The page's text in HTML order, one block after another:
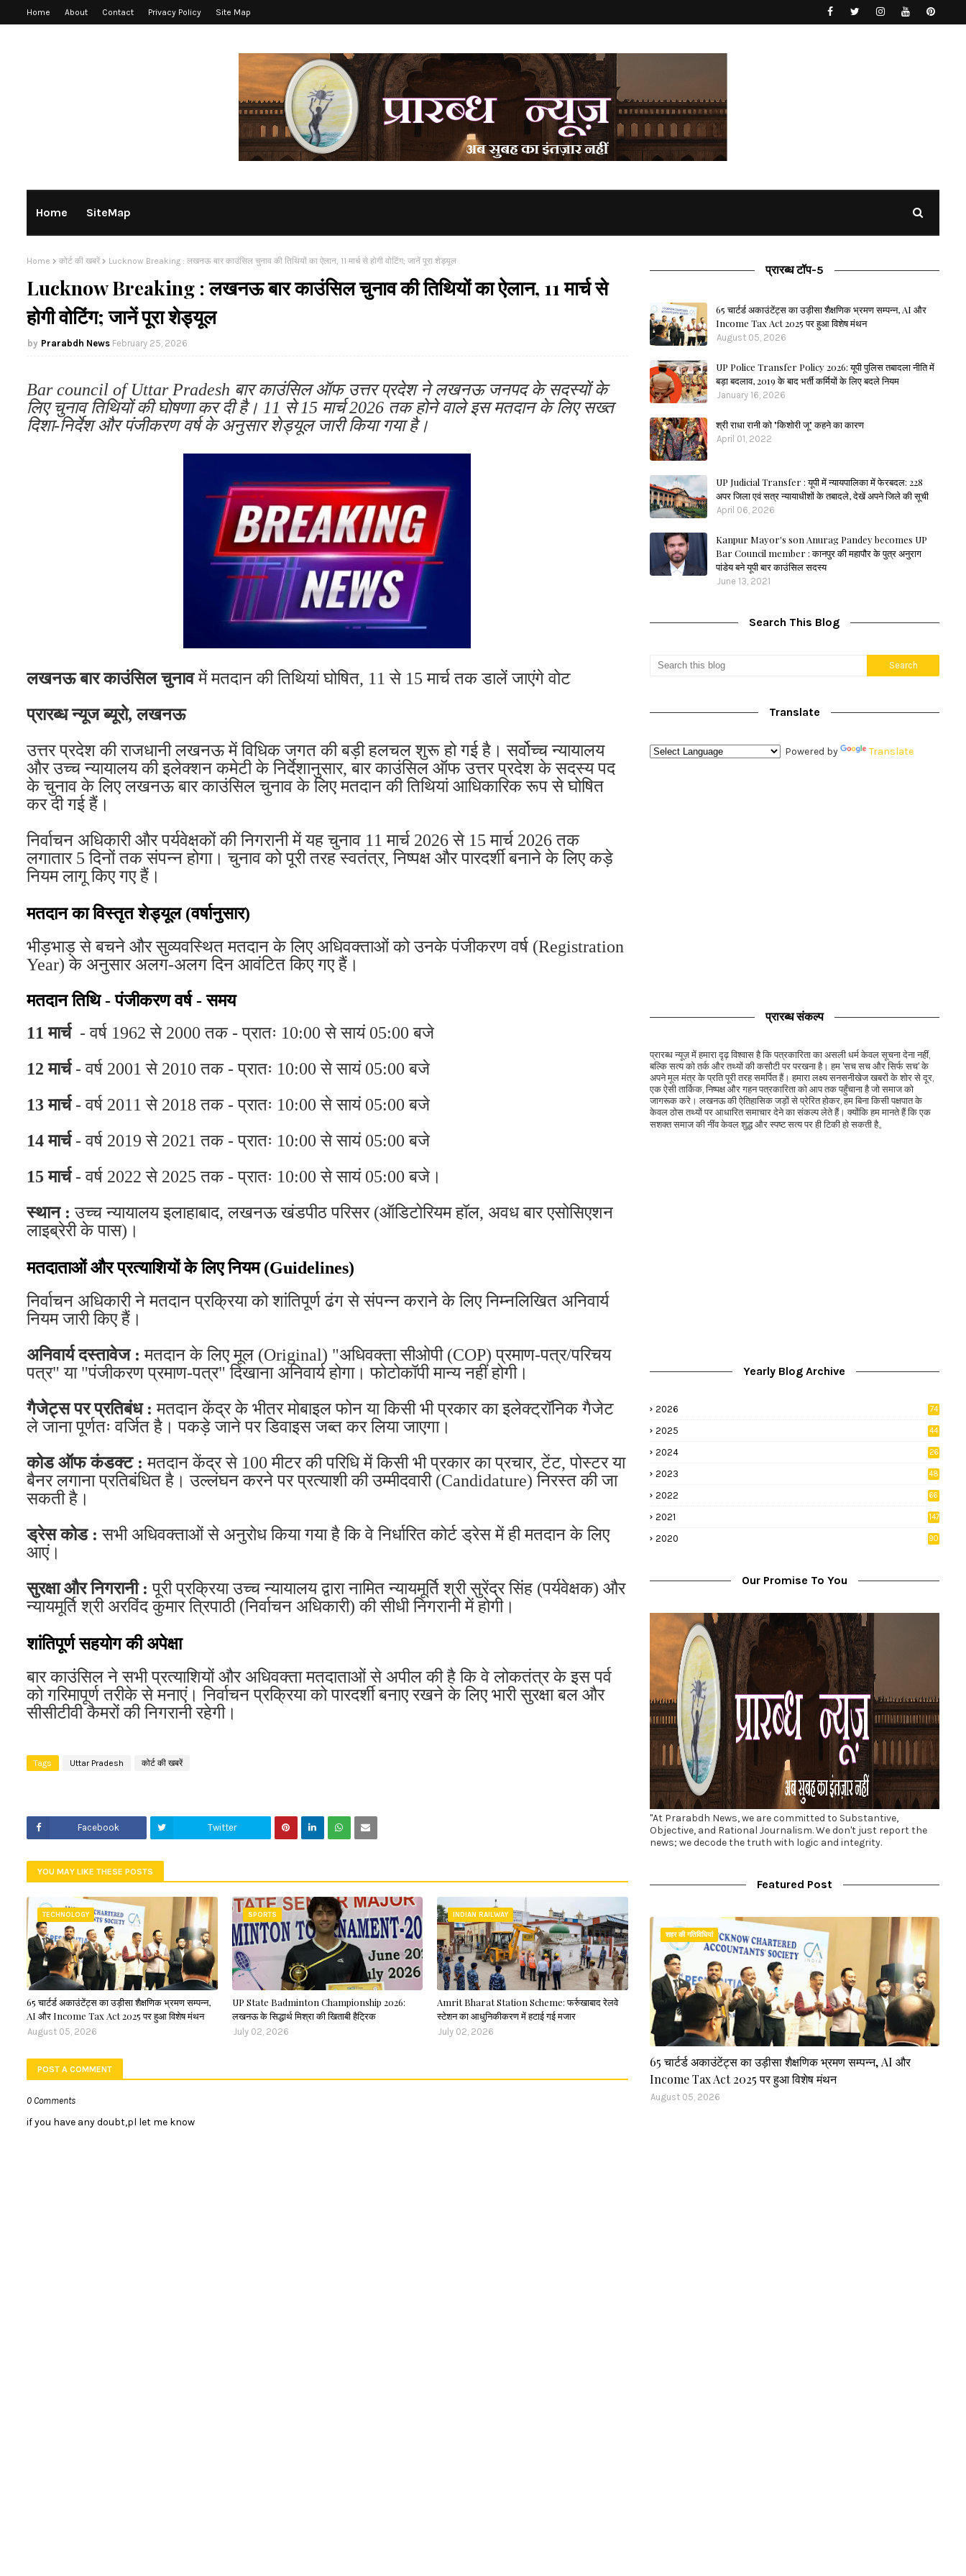
Home About Contact Privacy Policy Site Map
Home SiteMap
Home कोर्ट की खबरें Lucknow Breaking : लखनऊ बार काउंसिल चुनाव की तिथियों का ऐलान, 11 मार्च से होगी वोटिंग; जानें पूरा शेड्यूल
Lucknow Breaking : लखनऊ बार काउंसिल चुनाव की तिथियों का ऐलान, 11 मार्च से
होगी वोटिंग; जानें पूरा शेड्यूल
Prarabdh News February 25, 2026
Bar council of Uttar Pradesh बार काउंसिल ऑफ उत्तर प्रदेश ने लखनऊ जनपद के सदस्यों के
लिए चुनाव तिथियों की घोषणा कर दी है। 11 से 15 मार्च 2026 तक होने वाले इस मतदान के लिए सख्त
दिशा-निर्देश और पंजीकरण वर्ष के अनुसार शेड्यूल जारी किया गया है।
लखनऊ बार काउंसिल चुनावमें मतदान की तिथियां घोषित, 11 से 15 मार्च तक डालें जाएंगे वोट
प्रारब्ध न्यूज ब्यूरो, लखनऊ
उत्तर प्रदेश की राजधानी लखनऊ में विधिक जगत की बड़ी हलचल शुरू हो गई है। सर्वोच्च न्यायालय
और उच्च न्यायालय की इलेक्शन कमेटी के निर्देशानुसार, बार काउंसिल ऑफ उत्तर प्रदेश के सदस्य पद
के चुनाव के लिए लखनऊ बार काउंसिल चुनाव के लिए मतदान की तिथियां आधिकारिक रूप से घोषित
कर दी गई हैं।
निर्वाचन अधिकारी और पर्यवेक्षकों की निगरानी में यह चुनाव 11 मार्च 2026 से 15 मार्च 2026 तक
लगातार 5 दिनों तक संपन्न होगा। चुनाव को पूरी तरह स्वतंत्र, निष्पक्ष और पारदर्शी बनाने के लिए कड़े
नियम लागू किए गए हैं।
मतदान का विस्तृत शेड्यूल (वर्षानुसार)
भीड़भाड़ से बचने और सुव्यवस्थित मतदान के लिए अधिवक्ताओं को उनके पंजीकरण वर्ष (Registration
Year) के अनुसार अलग-अलग दिन आवंटित किए गए हैं।
मतदान तिथि - पंजीकरण वर्ष - समय
11 मार्च- वर्ष 1962 से 2000 तक - प्रातः 10:00 से सायं 05:00 बजे
12 मार्च- वर्ष 2001 से 2010 तक - प्रातः 10:00 से सायं 05:00 बजे
13 मार्च- वर्ष 2011 से 2018 तक - प्रातः 10:00 से सायं 05:00 बजे
14 मार्च- वर्ष 2019 से 2021 तक - प्रातः 10:00 से सायं 05:00 बजे
15 मार्च- वर्ष 2022 से 2025 तक - प्रातः 10:00 से सायं 05:00 बजे।
स्थान :उच्च न्यायालय इलाहाबाद, लखनऊ खंडपीठ परिसर (ऑडिटोरियम हॉल, अवध बार एसोसिएशन
लाइब्रेरी के पास)।
मतदाताओं और प्रत्याशियों के लिए नियम (Guidelines)
निर्वाचन अधिकारी ने मतदान प्रक्रिया को शांतिपूर्ण ढंग से संपन्न कराने के लिए निम्नलिखित अनिवार्य
नियम जारी किए हैं।
अनिवार्य दस्तावेज : मतदान के लिए मूल (Original) "अधिवक्ता सीओपी (COP) प्रमाण-पत्र/परिचय
पत्र" या "पंजीकरण प्रमाण-पत्र" दिखाना अनिवार्य होगा। फोटोकॉपी मान्य नहीं होगी।
गैजेट्स पर प्रतिबंध : मतदान केंद्र के भीतर मोबाइल फोन या किसी भी प्रकार का इलेक्ट्रॉनिक गैजेट
ले जाना पूर्णतः वर्जित है। पकड़े जाने पर डिवाइस जब्त कर लिया जाएगा।
कोड ऑफ कंडक्ट : मतदान केंद्र से 100 मीटर की परिधि में किसी भी प्रकार का प्रचार, टेंट, पोस्टर या
बैनर लगाना प्रतिबंधित है। उल्लंघन करने पर प्रत्याशी की उम्मीदवारी (Candidature) निरस्त की जा
सकती है।
ड्रेस कोड :सभी अधिवक्ताओं से अनुरोध किया गया है कि वे निर्धारित कोर्ट ड्रेस में ही मतदान के लिए
आएं।
सुरक्षा और निगरानी :पूरी प्रक्रिया उच्च न्यायालय द्वारा नामित न्यायमूर्ति श्री सुरेंद्र सिंह (पर्यवेक्षक) और
न्यायमूर्ति श्री अरविंद कुमार त्रिपाठी (निर्वाचन अधिकारी) की सीधी निगरानी में होगी।
शांतिपूर्ण सहयोग की अपेक्षा
बार काउंसिल ने सभी प्रत्याशियों और अधिवक्ता मतदाताओं से अपील की है कि वे लोकतंत्र के इस पर्व
को गरिमापूर्ण तरीके से मनाएं। निर्वाचन प्रक्रिया को पारदर्शी बनाए रखने के लिए भारी सुरक्षा बल और
सीसीटीवी कैमरों की निगरानी रहेगी।
Tags Uttar Pradesh कोर्ट की खबरें
Facebook Twitter
YOU MAY LIKE THESE POSTS
TECHNOLOGY
65 चार्टर्ड अकाउंटेंट्स का उड़ीसा शैक्षणिक भ्रमण सम्पन्न,
AI और Income Tax Act 2025 पर हुआ विशेष मंथन
August 05, 2026
SPORTS
UP State Badminton Championship 2026:
लखनऊ के सिद्धार्थ मिश्रा की खिताबी हैट्रिक
July 02, 2026
INDIAN RAILWAY
Amrit Bharat Station Scheme: फर्रुखाबाद रेलवे
स्टेशन का आधुनिकीकरण में हटाई गई मजार
July 02, 2026
POST A COMMENT
0 Comments
if you have any doubt,pl let me know
प्रारब्ध टॉप-5
65 चार्टर्ड अकाउंटेंट्स का उड़ीसा शैक्षणिक भ्रमण सम्पन्न, AI और
Income Tax Act 2025 पर हुआ विशेष मंथन
August 05, 2026
UP Police Transfer Policy 2026: यूपी पुलिस तबादला नीति में
बड़ा बदलाव, 2019 के बाद भर्ती कर्मियों के लिए बदले नियम
January 16, 2026
श्री राधा रानी को "किशोरी जू" कहने का कारण
April 01, 2022
UP Judicial Transfer : यूपी में न्यायपालिका में फेरबदल: 228
अपर जिला एवं सत्र न्यायाधीशों के तबादले, देखें अपने जिले की सूची
April 06, 2026
Kanpur Mayor's son Anurag Pandey becomes UP
Bar Council member : कानपुर की महापौर के पुत्र अनुराग
पांडेय बने यूपी बार काउंसिल सदस्य
June 13, 2021
Search This Blog
Translate
Powered by Translate
प्रारब्ध संकल्प
प्रारब्ध न्यूज़ में हमारा दृढ़ विश्वास है कि पत्रकारिता का असली धर्म केवल सूचना देना नहीं,
बल्कि सत्य को तर्क और तथ्यों की कसौटी पर परखना है। हम 'सच सच और सिर्फ सच' के
अपने मूल मंत्र के प्रति पूरी तरह समर्पित हैं। हमारा लक्ष्य सनसनीखेज खबरों के शोर से दूर,
एक ऐसी तार्किक, निष्पक्ष और गहन पत्रकारिता को आप तक पहुँचाना है जो समाज को
जागरूक करे। लखनऊ की ऐतिहासिक जड़ों से प्रेरित होकर, हम बिना किसी पक्षपात के
केवल ठोस तथ्यों पर आधारित समाचार देने का संकल्प लेते हैं। क्योंकि हम मानते हैं कि एक
सशक्त समाज की नींव केवल शुद्ध और स्पष्ट सत्य पर ही टिकी हो सकती है。
Yearly Blog Archive
2026
74
2025
44
2024
26
2023 48
2022
66
2021
147
2020
90
Our Promise To You
"At Prarabdh News, we are committed to Substantive,
Objective, and Rational Journalism. We don't just report the
news; we decode the truth with logic and integrity.
Featured Post
शहर की गतिविधियां
65 चार्टर्ड अकाउंटेंट्स का उड़ीसा शैक्षणिक भ्रमण सम्पन्न, AI और
Income Tax Act 2025 पर हुआ विशेष मंथन
August 05, 2026